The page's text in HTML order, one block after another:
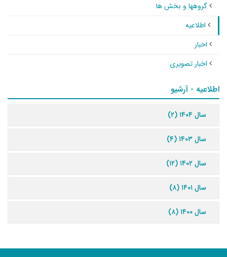
گروهها و بخش ها
اطلاعیه
اخبار
اخبار تصویری
اطلاعیه - آرشیو
سال ۱۴۰۴ (۲)
سال ۱۴۰۳ (۴)
سال ۱۴۰۲ (۱۲)
سال ۱۴۰۱ (۸)
سال ۱۴۰۰ (۸)